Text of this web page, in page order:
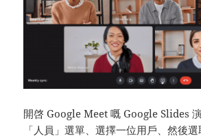
開啓 Google Meet 嘅 Google Slides
「人員」選單、選擇一位用戶、然後